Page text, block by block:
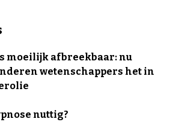
moeilijk afbreekbaar: nu
wetenschappers het in
nuttig?